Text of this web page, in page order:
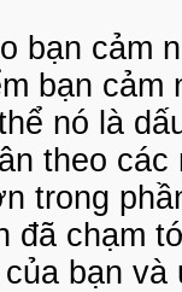
bạn cảm
bạn
nó là
theo
trong
đã chạm
bạn và